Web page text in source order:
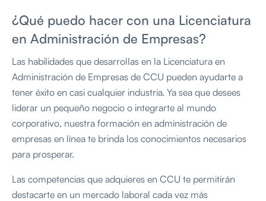
¿Qué puedo hacer con una Licenciatura
en Administración de Empresas?
Las habilidades que desarrollas en la Licenciatura en
Administración de Empresas de CCU pueden ayudarte a
tener éxito en casi cualquier industria. Ya sea que desees
liderar un pequeño negocio o integrarte al mundo
corporativo, nuestra formación en administración de
empresas en línea te brinda los conocimientos necesarios
para prosperar.
Las competencias que adquieres en CCU te permitirán
destacarte en un mercado laboral cada vez más